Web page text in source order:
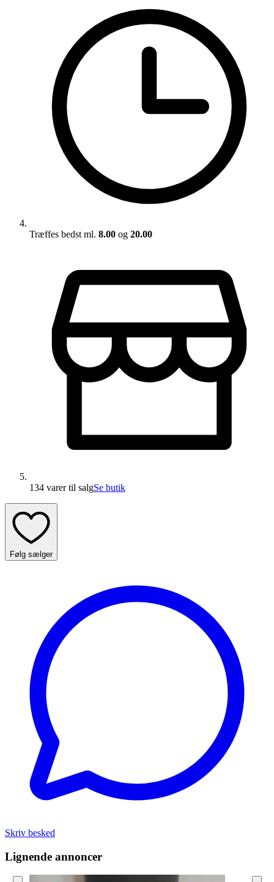
Træffes bedst ml. 8.00 og 20.00
134 varertil salgSe butik
Følg sælger
Skriv besked
Lignende annoncer